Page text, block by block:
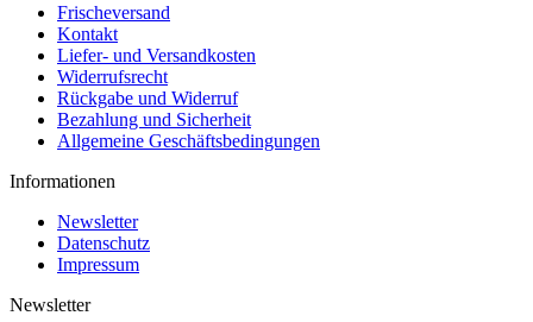
Frischeversand
Kontakt
Liefer- und Versandkosten
Widerrufsrecht
Rückgabe und Widerruf
Bezahlung und Sicherheit
Allgemeine Geschäftsbedingungen
Informationen
Newsletter
Datenschutz
Impressum
Newsletter